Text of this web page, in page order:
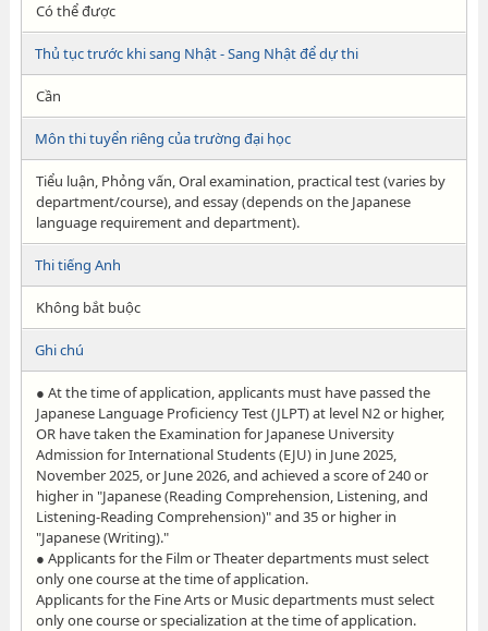
Có thể được
Thủ tục trước khi sang Nhật - Sang Nhật để dự thi
Cần
Môn thi tuyển riêng của trường đại học
Tiểu luận, Phỏng vấn, Oral examination, practical test (varies by
department/course), and essay (depends on the Japanese
language requirement and department).
Thi tiếng Anh
Không bắt buộc
Ghi chú
● At the time of application, applicants must have passed the
Japanese Language Proficiency Test (JLPT) at level N2 or higher,
OR have taken the Examination for Japanese University
Admission for International Students (EJU) in June 2025,
November 2025, or June 2026, and achieved a score of 240 or
higher in "Japanese (Reading Comprehension, Listening, and
Listening-Reading Comprehension)" and 35 or higher in
"Japanese (Writing)."
● Applicants for the Film or Theater departments must select
only one course at the time of application.
Applicants for the Fine Arts or Music departments must select
only one course or specialization at the time of application.